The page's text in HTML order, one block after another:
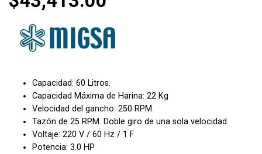
Capacidad: 60 Litros.
Capacidad Máxima de Harina: 22 Kg
Velocidad del gancho: 250 RPM.
Tazón de 25 RPM. Doble giro de una sola velocidad.
Voltaje: 220 V / 60 Hz / 1 F
Potencia: 3.0 HP